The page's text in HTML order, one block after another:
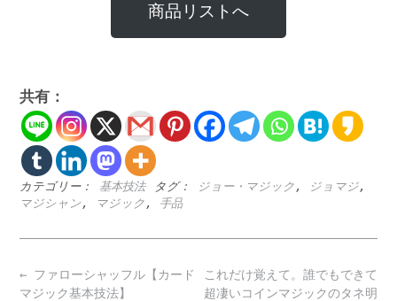
商品リストへ
共有：
カテゴリー： 基本技法 タグ： ジョー・マジック , ジョマジ,
マジシャン, マジック , 手品
Post
navigation
これだけ覚えて。誰でもできて
超凄いコインマジックのタネ明
← ファローシャッフル【カード
マジック基本技法】